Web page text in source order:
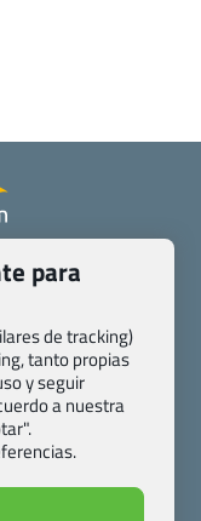
específicas
agencias
generales
Transparencia
para
de tracking)
tanto propias
y seguir
a nuestra